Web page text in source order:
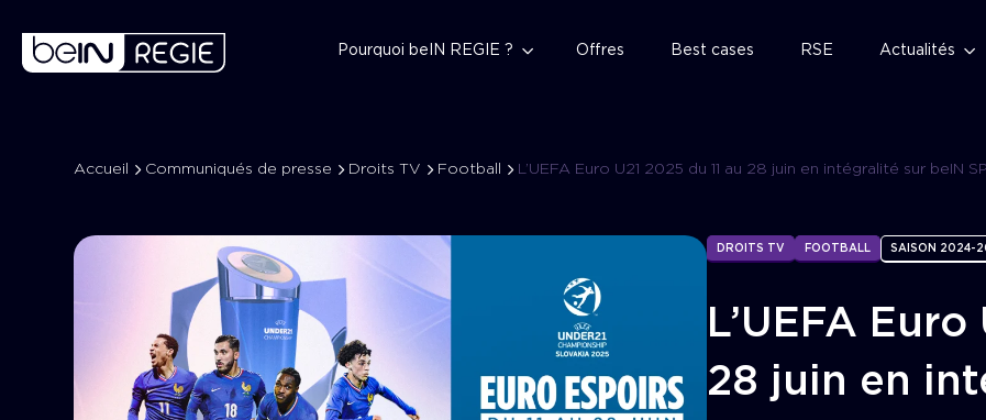
Pourquoi beIN REGIE ? Offres Best cases RSE Actualités
Accueil Communiqués de presse Droits TV Football L’UEFA Euro U21 2025 du 11 au 28 juin en intégralité sur beIN
DROITS TV FOOTBALL SAISON 2024-
L’UEFA
28 juin en